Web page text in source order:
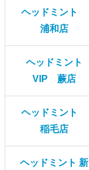
ヘッドミント
浦和店
ヘッドミント
VIP 蕨店
ヘッドミント
稲毛店
ヘッドミント 新